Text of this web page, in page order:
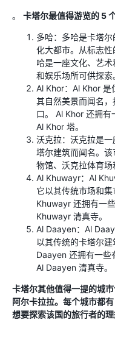
。 卡塔尔最值得游览的 5
多哈：多哈是卡塔
化大都市。从标志
哈是一座文化、艺
和娱乐场所可供探索
Al Khor：Al Khor 是
其自然美景而闻名
口。 Al Khor 还拥有
Al Khor 塔。
沃克拉：沃克拉是
塔尔建筑而闻名。
物馆、沃克拉体育场
Al Khuwayr：Al
它以其传统市场和
Khuwayr 还拥有一
Khuwayr 清真寺。
Al Daayen：Al
以其传统的卡塔尔
Daayen 还拥有一些
Al Daayen 清真寺。
卡塔尔其他值得一提的城
阿尔卡拉拉。每个城市都
想要探索该国的旅行者的理